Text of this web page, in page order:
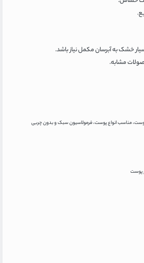
خشک به آبرسان مکمل نیاز باشد.
مشابه.
مناسب انواع پوست، فرمولاسیون سبک و بدون چربی
پوست